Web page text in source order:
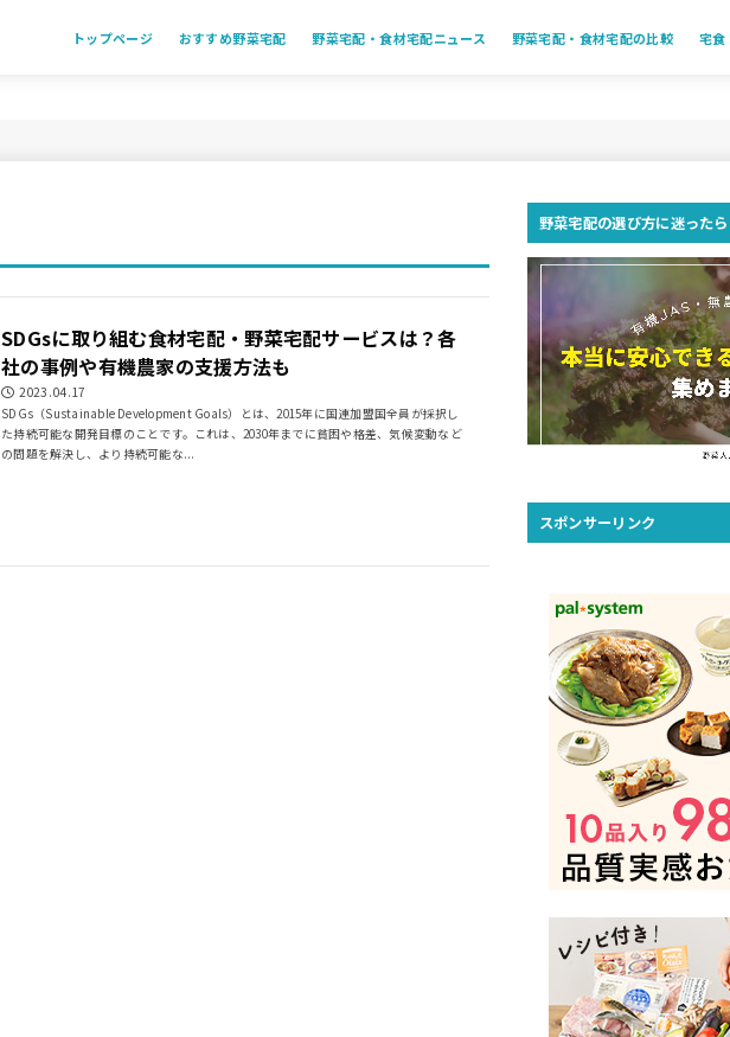
トップページ おすすめ野菜宅配 野菜宅配・食材宅配ニュース 野菜宅配・食材宅配の比較 宅食
SDGsに取り組む食材宅配・野菜宅配サービスは？各
社の事例や有機農家の支援方法も
2023.04.17
SDGs（Sustainable Development Goals）とは、2015年に国連加盟国全員が採択し
た持続可能な開発目標のことです。これは、2030年までに貧困や格差、気候変動など
の問題を解決し、より持続可能な...
野菜宅配の選び方に迷ったら
スポンサーリンク